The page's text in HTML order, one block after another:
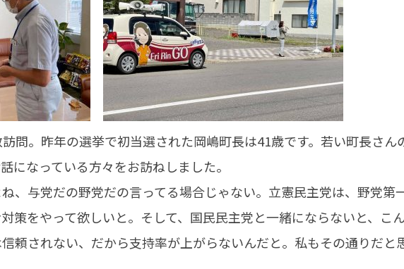
問。昨年の選挙で初当選された岡嶋町長は41歳です。若い町長さん
になっている方々をお訪ねしました。
、与党だの野党だの言ってる場合じゃない。立憲民主党は、野党第
策をやって欲しいと。そして、国民民主党と一緒にならないと、こ
頼されない、だから支持率が上がらないんだと。私もその通りだと